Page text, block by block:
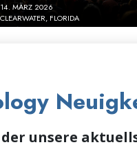
14. MÄRZ 2026
CLEARWATER, FLORIDA
unsere